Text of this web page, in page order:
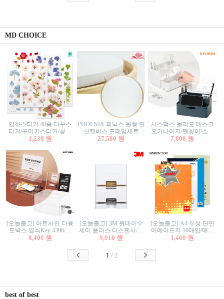
MD CHOICE
압화스티커 40종 다꾸스
티커/꾸미기스티커/꽃스
티커/압화꽃책갈피/팬시
1,230 원
PHOENIX 피닉스 원형 면
천캔버스 프레임세트
30cm/원형캔버스/플로팅
27,500 원
시스맥스 올리오 데스크
오거나이저/펜꽂이/소품
꽂이/소품함/정리함/수납
7,800 원
[오늘출고] 아트사인 다용
도박스 열쇠Key 4396/투
표함/건의함/모금함/응모
8,400 원
[오늘출고] 3M 원데이수
세미 플러스 디스펜서/소
프트수세미5매+강력수세
9,910 원
[오늘출고] A4 두성 단면
머메이드지 10매입/매직
터치/색지/색상지/색복사
칼라색지/고급복사지
1,460 원
1 / 2
best of best